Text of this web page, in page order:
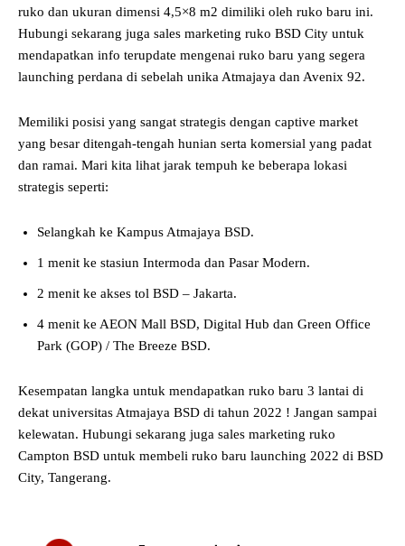
ruko dan ukuran dimensi 4,5×8 m2 dimiliki oleh ruko baru ini.
Hubungi sekarang juga sales marketing ruko BSD City untuk
mendapatkan info terupdate mengenai ruko baru yang segera
launching perdana di sebelah unika Atmajaya dan Avenix 92.
Memiliki posisi yang sangat strategis dengan captive market
yang besar ditengah-tengah hunian serta komersial yang padat
dan ramai. Mari kita lihat jarak tempuh ke beberapa lokasi
strategis seperti:
Selangkah ke Kampus Atmajaya BSD.
1 menit ke stasiun Intermoda dan Pasar Modern.
2 menit ke akses tol BSD – Jakarta.
4 menit ke AEON Mall BSD, Digital Hub dan Green Office
Park (GOP) / The Breeze BSD.
Kesempatan langka untuk mendapatkan ruko baru 3 lantai di
dekat universitas Atmajaya BSD di tahun 2022 ! Jangan sampai
kelewatan. Hubungi sekarang juga sales marketing ruko
Campton BSD untuk membeli ruko baru launching 2022 di BSD
City, Tangerang.